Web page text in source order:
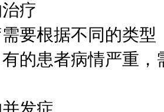
疗
要根据不同的类
的患者病情严重